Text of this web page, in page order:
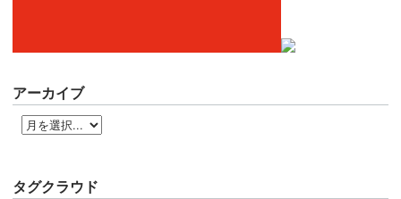
アーカイブ
タグクラウド